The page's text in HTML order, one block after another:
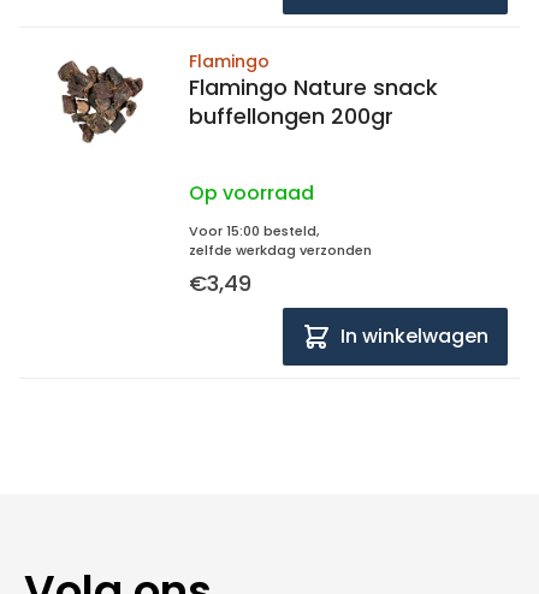
Flamingo
Flamingo Nature snack
buffellongen 200gr
Op voorraad
Voor 15:00 besteld,
zelfde werkdag verzonden
€3,49
In winkelwagen